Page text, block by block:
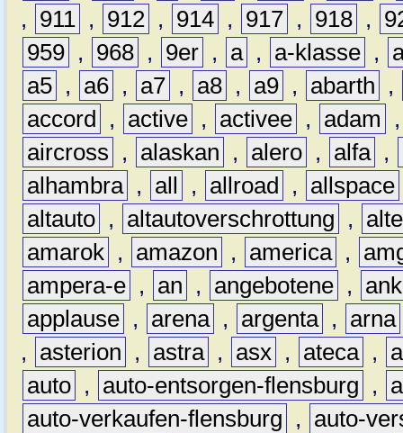
,
911 , 912 , 914 , 917 , 918 ,
959 , 968 , 9er , a , a-klasse ,
a5 , a6 , a7 , a8 , a9 , abarth
,
accord
, active , activee , adam
aircross
, alaskan , alero , alfa ,
alhambra , all , allroad , allspace
altauto , altautoverschrottung ,
amarok , amazon , america ,
ampera-e , an , angebotene ,
applause , arena , argenta , arna
,
asterion , astra , asx , ateca ,
auto , auto-entsorgen-flensburg ,
auto-verkaufen-flensburg
,
auto-